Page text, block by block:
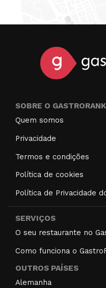
SOBRE O
Quem somos
Privacidade
Termos e condições
Política de cookies
Política de Privacidade
SERVIÇOS
O seu restaurante no
Como funciona o
OUTROS PAÍSES
Alemanha